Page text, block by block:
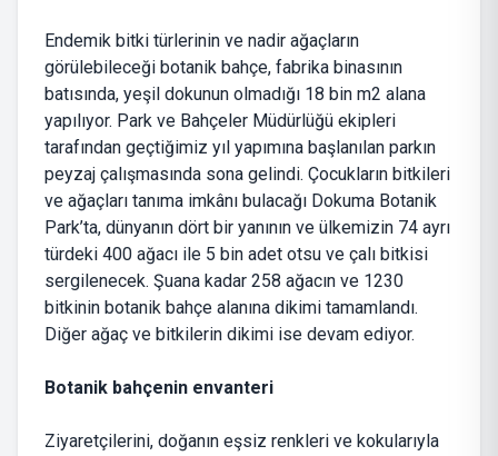
Endemik bitki türlerinin ve nadir ağaçların
görülebileceği botanik bahçe, fabrika binasının
batısında, yeşil dokunun olmadığı 18 bin m2 alana
yapılıyor. Park ve Bahçeler Müdürlüğü ekipleri
tarafından geçtiğimiz yıl yapımına başlanılan parkın
peyzaj çalışmasında sona gelindi. Çocukların bitkileri
ve ağaçları tanıma imkânı bulacağı Dokuma Botanik
Park’ta, dünyanın dört bir yanının ve ülkemizin 74 ayrı
türdeki 400 ağacı ile 5 bin adet otsu ve çalı bitkisi
sergilenecek. Şuana kadar 258 ağacın ve 1230
bitkinin botanik bahçe alanına dikimi tamamlandı.
Diğer ağaç ve bitkilerin dikimi ise devam ediyor.
Botanik bahçenin envanteri
Ziyaretçilerini, doğanın eşsiz renkleri ve kokularıyla